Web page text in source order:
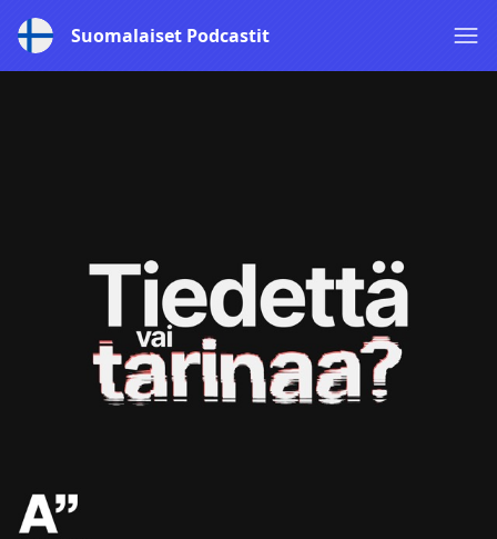
Suomalaiset Podcastit